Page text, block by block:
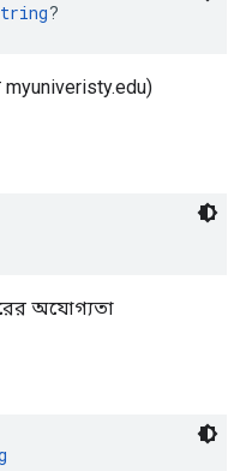
?
অযোগ্যতা